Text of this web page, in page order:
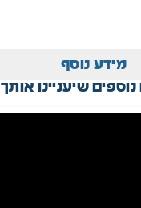
מידע נוסף
שיעניינו אותך